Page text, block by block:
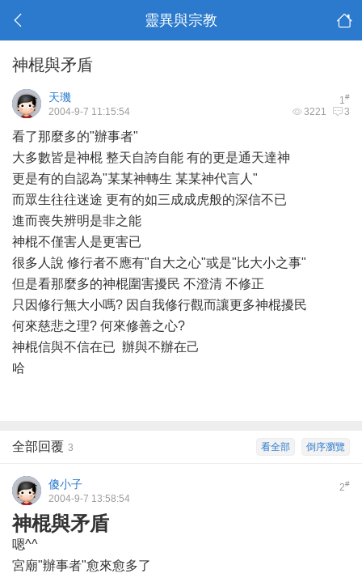
靈異與宗教
神棍與矛盾
1#
天璣
3221 3
2004-9-7 11:15:54
看了那麼多的"辦事者"
大多數皆是神棍 整天自誇自能 有的更是通天達神
更是有的自認為"某某神轉生 某某神代言人"
而眾生往往迷途 更有的如三成成虎般的深信不已
進而喪失辨明是非之能
神棍不僅害人是更害已
很多人說 修行者不應有"自大之心"或是"比大小之事"
但是看那麼多的神棍圍害擾民 不澄清 不修正
只因修行無大小嗎? 因自我修行觀而讓更多神棍擾民
何來慈悲之理? 何來修善之心?
神棍信與不信在已 辦與不辦在己
哈
倒序瀏覽
看全部
全部回覆 3
2#
傻小子
2004-9-7 13:58:54
神棍與矛盾
嗯^^
宮廟"辦事者"愈來愈多了